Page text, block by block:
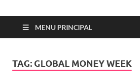
MENU PRINCIPAL
TAG: GLOBAL MONEY WEEK